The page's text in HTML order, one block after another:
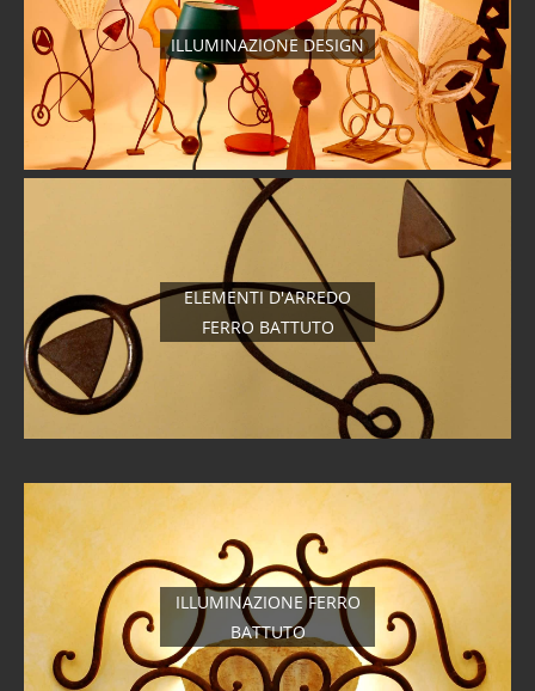
ILLUMINAZIONE DESIGN
ELEMENTI D'ARREDO
FERRO BATTUTO
ILLUMINAZIONE FERRO
BATTUTO